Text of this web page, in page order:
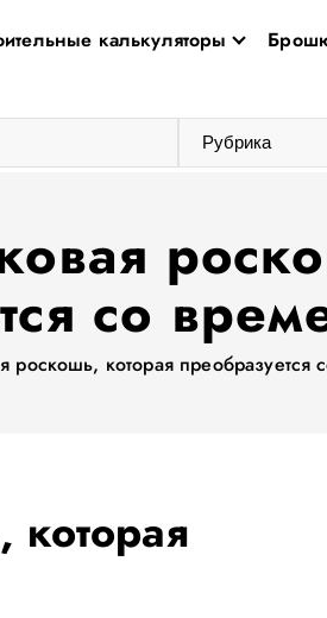
калькуляторы
со
роскошь, которая преобразуется